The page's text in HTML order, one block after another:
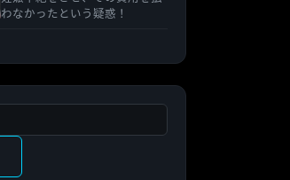
わなかったという疑惑！